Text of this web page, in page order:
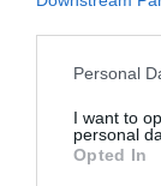
Personal
I want to
personal
Opted In
a
c
e
e
ss
e